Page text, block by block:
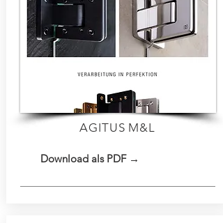
AGITUS M&L
Download als PDF →